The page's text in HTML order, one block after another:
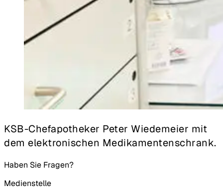
KSB-Chefapotheker Peter Wiedemeier mit
dem elektronischen Medikamentenschrank.
Haben Sie Fragen?
Medienstelle